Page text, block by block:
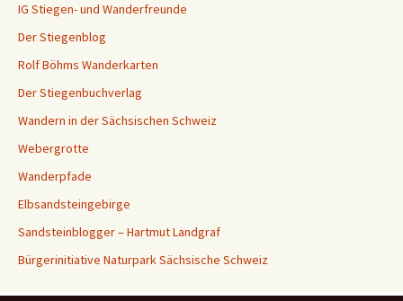
IG Stiegen- und Wanderfreunde
Der Stiegenblog
Rolf Böhms Wanderkarten
Der Stiegenbuchverlag
Wandern in der Sächsischen Schweiz
Webergrotte
Wanderpfade
Elbsandsteingebirge
Sandsteinblogger – Hartmut Landgraf
Bürgerinitiative Naturpark Sächsische Schweiz